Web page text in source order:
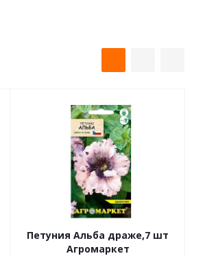
Петуния Альба драже,7 шт
Агромаркет